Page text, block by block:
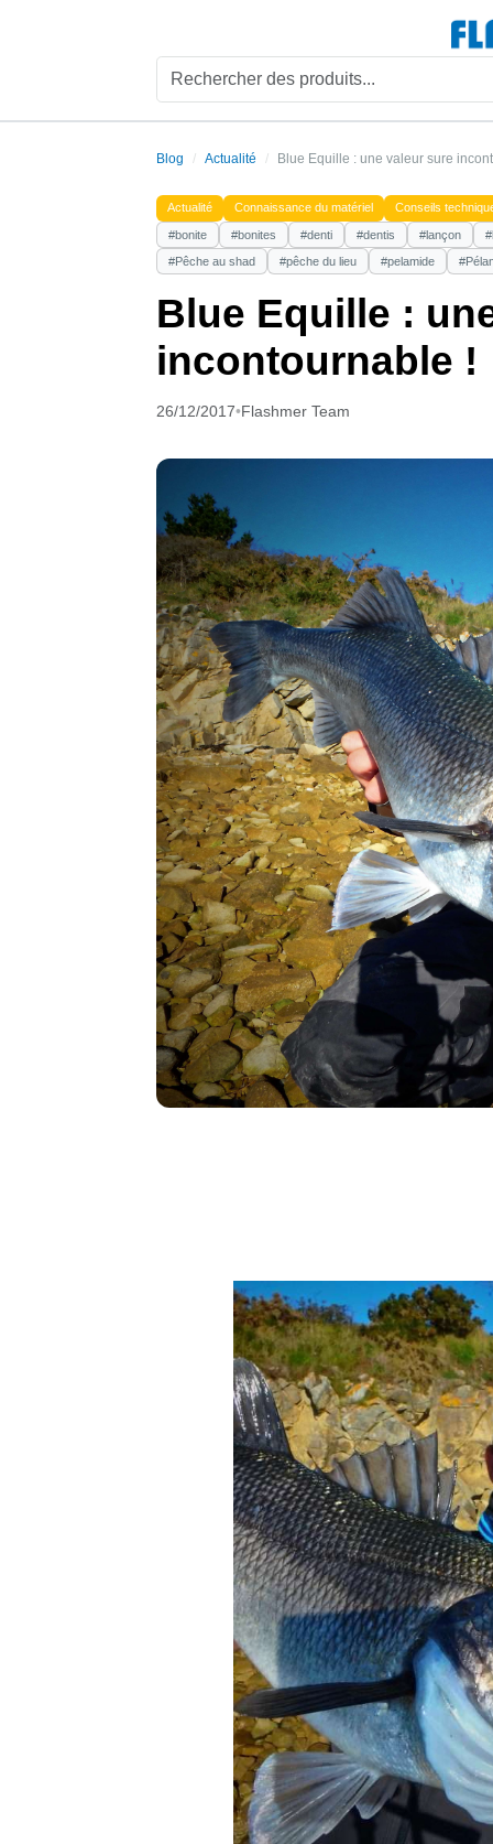
Blog Actualité Blue Equille : une valeur sure
Actualité Connaissance du matériel Conseils
#bonite #bonites #denti #dentis #lançon
#Pêche au shad
#pêche du lieu #pelamide
Blue Equille :
incontournable !
26/12/2017•Flashmer Team